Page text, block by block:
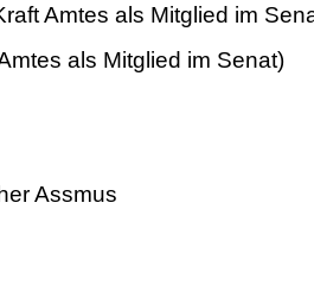
Amtes als Mitglied im
als Mitglied im Senat)
Assmus